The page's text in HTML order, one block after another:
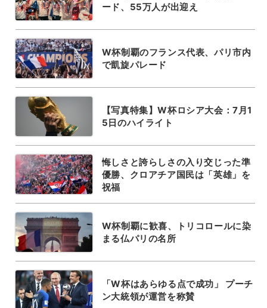
ード、55万人が出迎え
W杯制覇のフランス代表、パリ市内
で凱旋パレード
【写真特集】W杯ロシア大会：7月1
5日のハイライト
悔しさと誇らしさの入り交じった準
優勝、クロアチア国民は「英雄」を
祝福
W杯制覇に歓喜、トリコロールに染
まる仏パリの名所
「W杯はあらゆる点で成功」 プーチ
ン大統領が運営を称賛